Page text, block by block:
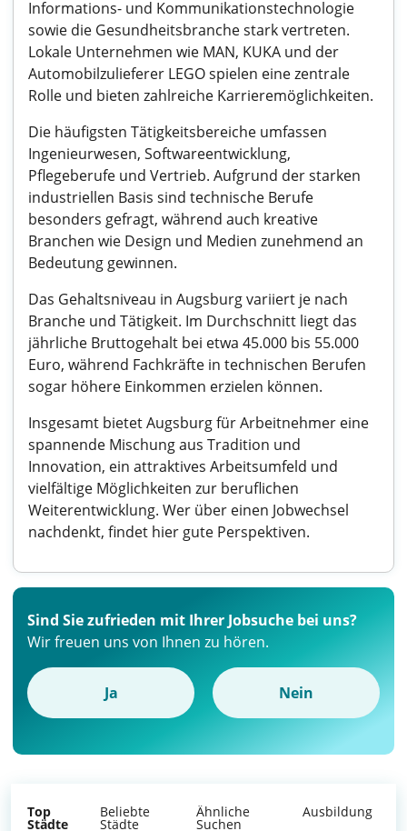
Informations- und Kommunikationstechnologie
sowie die Gesundheitsbranche stark vertreten.
Lokale Unternehmen wie MAN, KUKA und der
Automobilzulieferer LEGO spielen eine zentrale
Rolle und bieten zahlreiche Karrieremöglichkeiten.
Die häufigsten Tätigkeitsbereiche umfassen
Ingenieurwesen, Softwareentwicklung,
Pflegeberufe und Vertrieb. Aufgrund der starken
industriellen Basis sind technische Berufe
besonders gefragt, während auch kreative
Branchen wie Design und Medien zunehmend an
Bedeutung gewinnen.
Das Gehaltsniveau in Augsburg variiert je nach
Branche und Tätigkeit. Im Durchschnitt liegt das
jährliche Bruttogehalt bei etwa 45.000 bis 55.000
Euro, während Fachkräfte in technischen Berufen
sogar höhere Einkommen erzielen können.
Insgesamt bietet Augsburg für Arbeitnehmer eine
spannende Mischung aus Tradition und
Innovation, ein attraktives Arbeitsumfeld und
vielfältige Möglichkeiten zur beruflichen
Weiterentwicklung. Wer über einen Jobwechsel
nachdenkt, findet hier gute Perspektiven.
Sind Sie zufrieden mit Ihrer Jobsuche bei uns?
Wir freuen uns von Ihnen zu hören.
Ja Nein
Top
Städte
Beliebte
Städte
Ähnliche
Suchen
Ausbildung